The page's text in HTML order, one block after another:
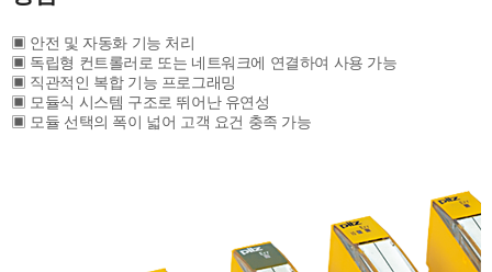
▣ 안전 및 자동화 기능 처리
▣ 독립형 컨트롤러로 또는 네트워크에 연결하여 사용 가능
▣ 직관적인 복합 기능 프로그래밍
▣ 모듈식 시스템 구조로 뛰어난 유연성
▣ 모듈 선택의 폭이 넓어 고객 요건 충족 가능